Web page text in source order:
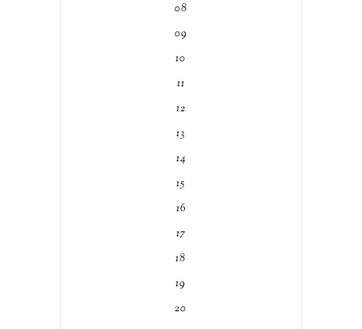
08
09
10
11
12
13
14
15
16
17
18
19
20